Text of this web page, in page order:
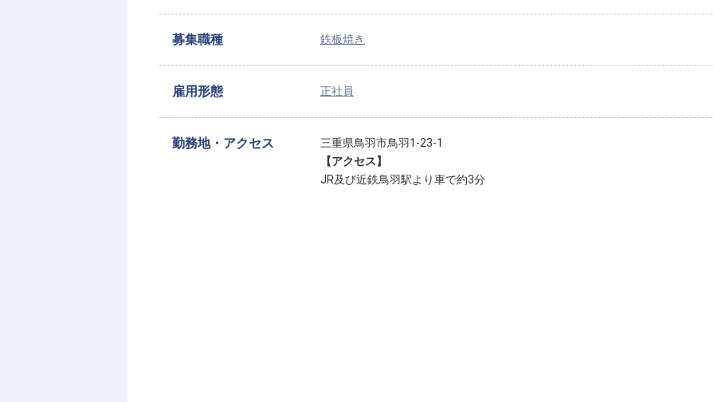
募集職種 鉄板焼き
雇用形態 正社員
勤務地・アクセス
三重県鳥羽市鳥羽1-23-1
【アクセス】
JR及び近鉄鳥羽駅より車で約3分